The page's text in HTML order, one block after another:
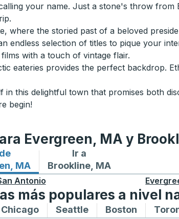
your name. Just a stone's throw
where the storied past of a beloved
endless selection of titles to pique your
with a touch of vintage flair.
eateries provides the perfect backdrop.
this delightful town that promises both
begin!
Evergreen, MA y
MA
autobuses desde Evergreen, MA
Ir a
Brookline, MA
Rutas de autobuses a
Antonio
más populares a nivel
hacia y desde New York
de autobuses hacia y desde
ChicagoRutas de autobuses hacia y
SeattleRutas de
Boston Rutas